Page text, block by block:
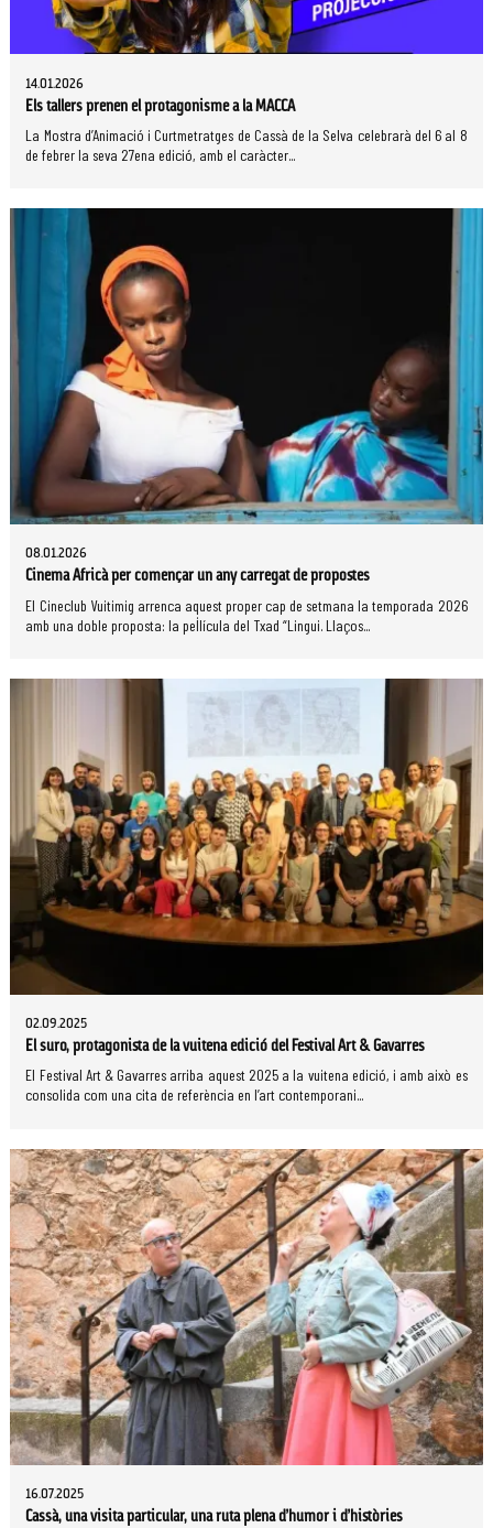
14.01.2026
Els tallers prenen el protagonisme a la MACCA
La Mostra d’Animació i Curtmetratges de Cassà de la Selva celebrarà del 6 al 8
de febrer la seva 27ena edició, amb el caràcter...
08.01.2026
Cinema Africà per començar un any carregat de propostes
El Cineclub Vuitimig arrenca aquest proper cap de setmana la temporada 2026
amb una doble proposta: la pel·lícula del Txad “Lingui. Llaços...
02.09.2025
El suro, protagonista de la vuitena edició del Festival Art & Gavarres
El Festival Art & Gavarres arriba aquest 2025 a la vuitena edició, i amb això es
consolida com una cita de referència en l’art contemporani...
16.07.2025
Cassà, una visita particular, una ruta plena d’humor i d’històries